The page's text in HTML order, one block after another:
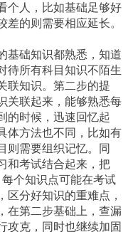
个人，比如基础足够好
的则需要相应延长。
基础知识都熟悉，知道
待所有科目知识不陌生
联知识。第二步的提
关联起来，能够熟悉每
的时候，迅速回忆起
体方法也不同，比如有
则需要组织记忆。同
和考试结合起来，把
每个知识点可能在考试
区分好知识的重难点，
在第二步基础上，查漏
攻克，同时也继续加固